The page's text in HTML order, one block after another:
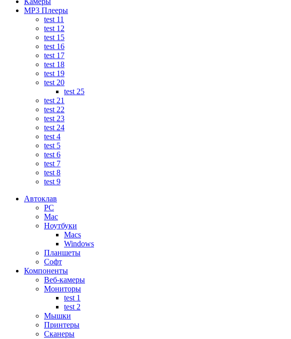
MP3 Плееры
test 11
test 12
test 15
test 16
test 17
test 18
test 19
test 20
test 25
test 21
test 22
test 23
test 24
test 4
test 5
test 6
test 7
test 8
test 9
Автоклав
PC
Mac
Ноутбуки
Macs
Windows
Планшеты
Софт
Компоненты
Веб-камеры
Мониторы
test 1
test 2
Мышки
Принтеры
Сканеры